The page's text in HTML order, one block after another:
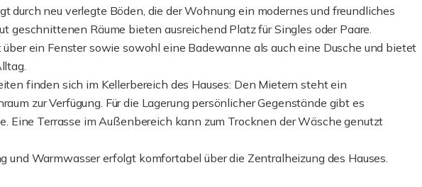
durch neu verlegte Böden, die der Wohnung ein modernes und freundliches
geschnittenen Räume bieten ausreichend Platz für Singles oder Paare.
ein Fenster sowie sowohl eine Badewanne als auch eine Dusche und bietet
finden sich im Kellerbereich des Hauses: Den Mietern steht ein
zur Verfügung. Für die Lagerung persönlicher Gegenstände gibt es
Eine Terrasse im Außenbereich kann zum Trocknen der Wäsche genutzt
und Warmwasser erfolgt komfortabel über die Zentralheizung des Hauses.